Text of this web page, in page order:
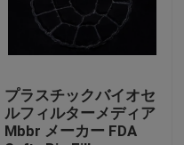
プラスチックバイオセ
ルフィルターメディア
Mbbr メーカー FDA